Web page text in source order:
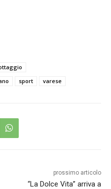
sport varese
prossimo articolo
“La Dolce Vita” arriva a